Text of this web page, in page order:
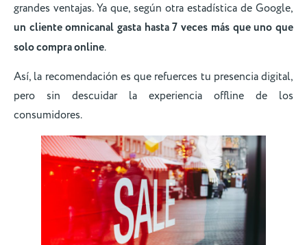
grandes ventajas. Ya que, según otra estadística de Google,
un cliente omnicanal gasta hasta 7 veces más que uno que
solo compra online.
Así, la recomendación es que refuerces tu presencia digital,
pero sin descuidar la experiencia offline de los
consumidores.